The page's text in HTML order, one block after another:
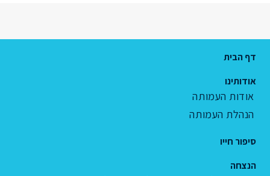
דף הבית
אודותינו
אודות העמותה
הנהלת העמותה
סיפור חייו
הנצחה